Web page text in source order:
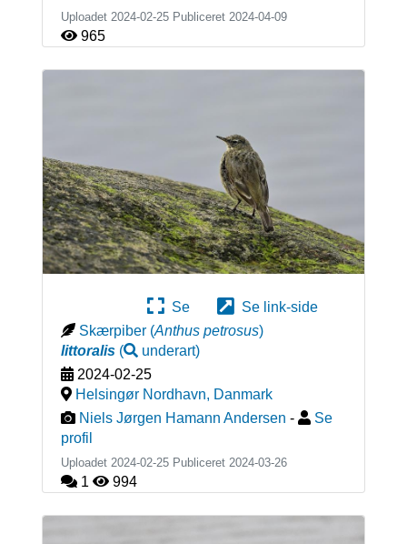
Uploadet 2024-02-25 Publiceret 2024-04-09
965
Se
Se link-side
Skærpiber (Anthus petrosus)
littoralis( underart)
2024-02-25
Helsingør Nordhavn, Danmark
Niels Jørgen Hamann Andersen -
Se
profil
Uploadet 2024-02-25 Publiceret 2024-03-26
1 994